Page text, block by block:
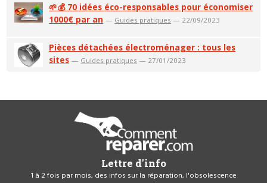
🌱💰 70 idées éco-responsables pour économiser
1000€ par an — Guides pratiques — 22/09/2023
Pièces détachées électroménager : tous les
sites — Guides pratiques — 27/01/2023
Lettre d'info
1 à 2 fois par mois, des infos sur la réparation, l'obsolescence